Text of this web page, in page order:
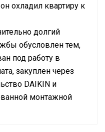
охладил квартиру к
долгий
обусловлен тем,
под работу в
закуплен через
DAIKIN и
монтажной